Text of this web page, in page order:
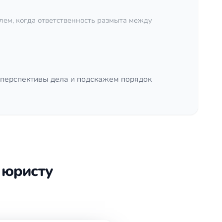
когда ответственность размыта между
дела и подскажем порядок